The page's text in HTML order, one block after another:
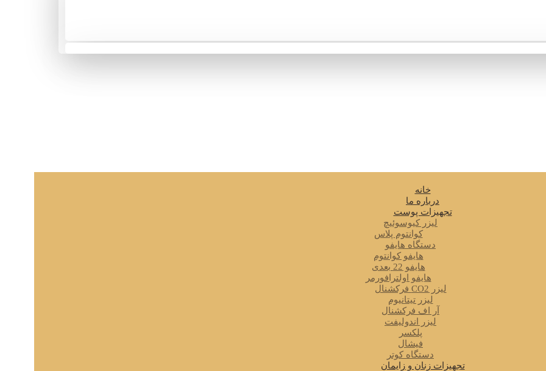
خانه
درباره ما
تجهیزات پوست
لیزر کیوسوئیچ
کوانتوم پلاس
دستگاه هایفو
هایفو کوانتوم
هایفو 22 بعدی
هایفو اولترافورمر
لیزر CO2 فرکشنال
لیزر تیتانیوم
آر اف فرکشنال
لیزر اندولیفت
پلکسر
فیشال
دستگاه کوتر
تجهیزات زنان و زایمان